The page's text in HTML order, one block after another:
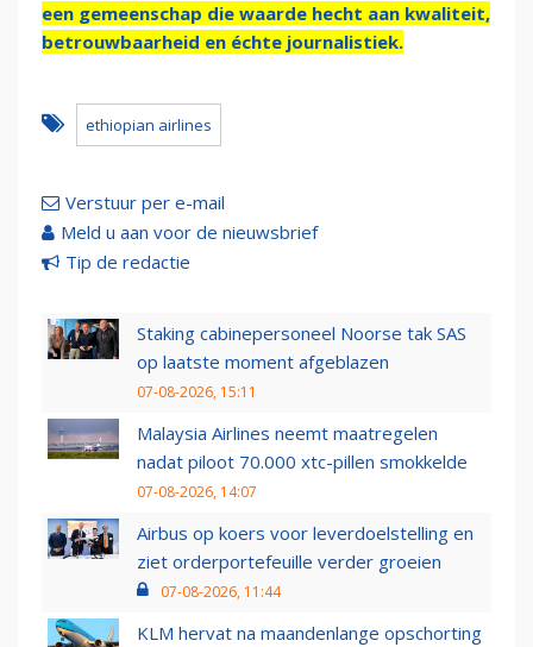
een gemeenschap die waarde hecht aan kwaliteit,
betrouwbaarheid en échte journalistiek.
ethiopian airlines
Verstuur per e-mail
Meld u aan voor de nieuwsbrief
Tip de redactie
Staking cabinepersoneel Noorse tak SAS
op laatste moment afgeblazen
07-08-2026, 15:11
Malaysia Airlines neemt maatregelen
nadat piloot 70.000 xtc-pillen smokkelde
07-08-2026, 14:07
Airbus op koers voor leverdoelstelling en
ziet orderportefeuille verder groeien
07-08-2026, 11:44
KLM hervat na maandenlange opschorting